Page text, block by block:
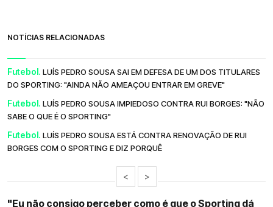
NOTÍCIAS RELACIONADAS
Futebol. LUÍS PEDRO SOUSA SAI EM DEFESA DE UM DOS TITULARES
DO SPORTING: "AINDA NÃO AMEAÇOU ENTRAR EM GREVE"
Futebol. LUÍS PEDRO SOUSA IMPIEDOSO CONTRA RUI BORGES: "NÃO
SABE O QUE É O SPORTING"
Futebol. LUÍS PEDRO SOUSA ESTÁ CONTRA RENOVAÇÃO DE RUI
BORGES COM O SPORTING E DIZ PORQUÊ
< >
"Eu não consigo perceber como é que o Sporting dá